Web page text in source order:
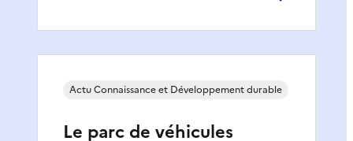
Le parc de véhicules
Actu Connaissance et Développement durable